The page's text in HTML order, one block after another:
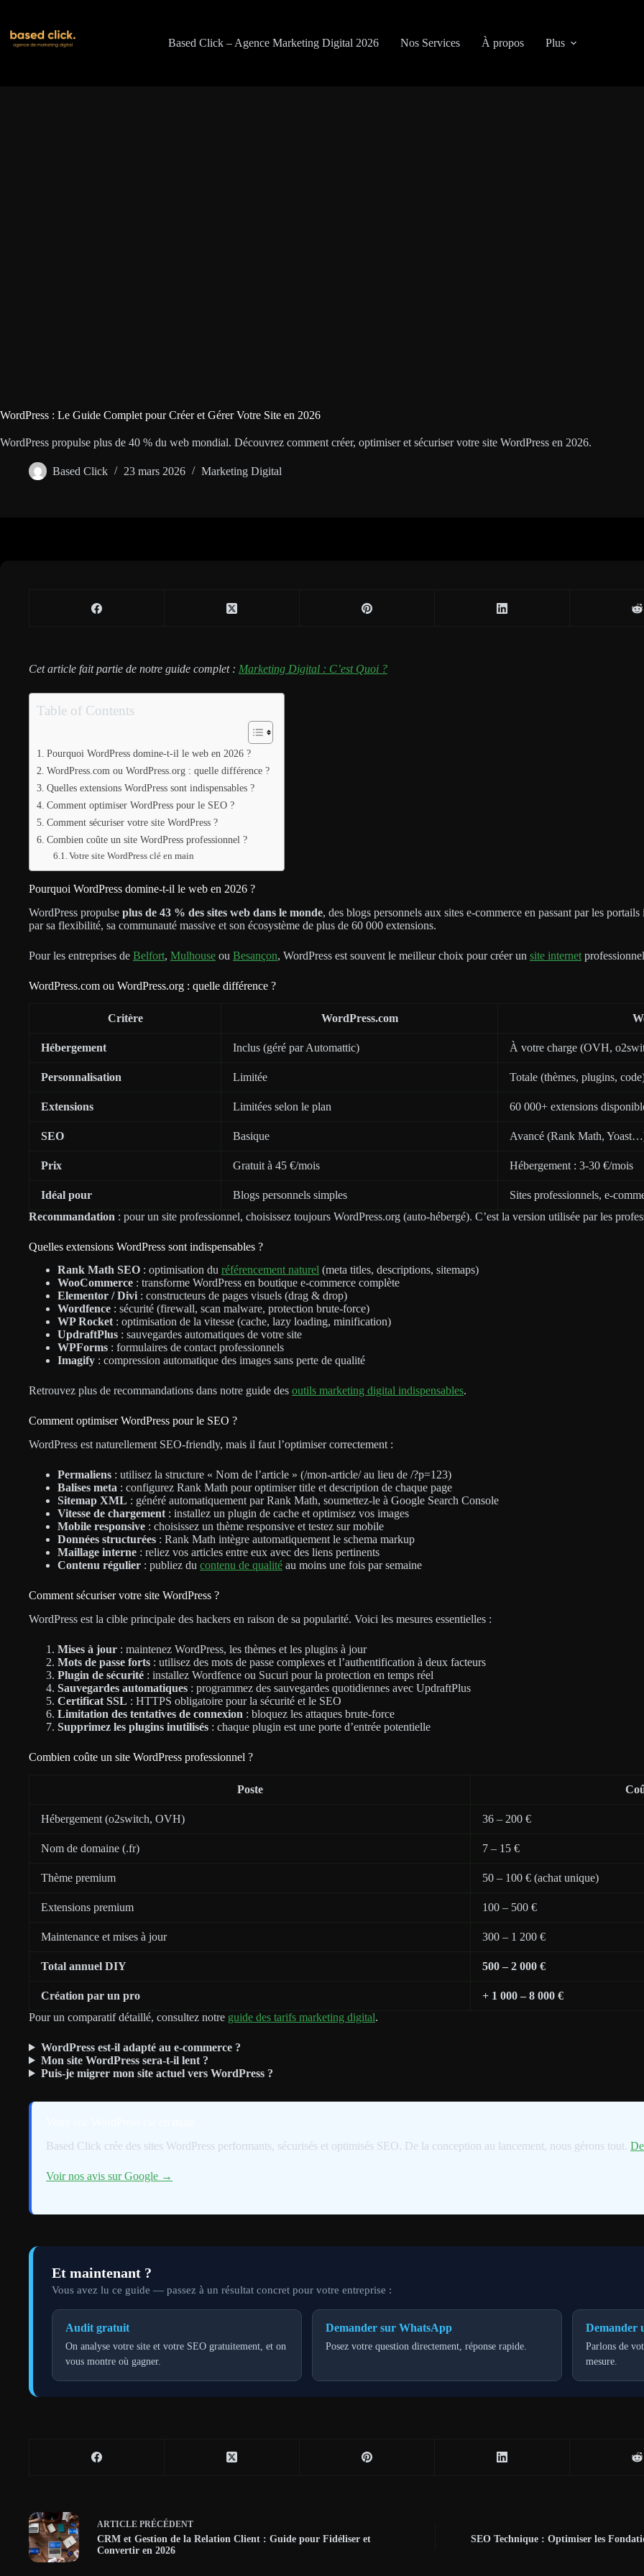
contenu
Based Click – Agence Marketing Digital 2026
Nos Services À propos Plus
WordPress : Le Guide Complet pour Créer et Gérer Votre Site en 2026
WordPress propulse plus de 40 % du web mondial. Découvrez comment créer, optimiser et sécuriser votre site WordPress en 2026.
Based Click 23 mars 2026 Marketing Digital
Cet article fait partie de notre guide complet : Marketing Digital : C’est Quoi ?
Table of Contents
Pourquoi WordPress domine-t-il le web en 2026 ?
WordPress.com ou WordPress.org : quelle différence ?
Quelles extensions WordPress sont indispensables ?
Comment optimiser WordPress pour le SEO ?
Comment sécuriser votre site WordPress ?
Combien coûte un site WordPress professionnel ?
Votre site WordPress clé en main
Pourquoi WordPress domine-t-il le web en 2026 ?
WordPress propulse plus de 43 % des sites web dans le monde, des blogs personnels aux sites e-commerce en passant par les
par sa flexibilité, sa communauté massive et son écosystème de plus de 60 000 extensions.
Pour les entreprises de Belfort, Mulhouse ou Besançon, WordPress est souvent le meilleur choix pour créer un site internet
WordPress.com ou WordPress.org : quelle différence ?
Critère WordPress.com
Hébergement Inclus (géré par Automattic) À votre charge (OVH,
Personnalisation Limitée Totale (thèmes, plugins,
Extensions Limitées selon le plan 60 000+ extensions
SEO Basique Avancé (Rank Math,
Prix Gratuit à 45 €/mois Hébergement : 3-30 €/mois
Idéal pour Blogs personnels simples
Sites professionnels, e-
Recommandation : pour un site professionnel, choisissez toujours WordPress.org (auto-hébergé). C’est la version utilisée par les
Quelles extensions WordPress sont indispensables ?
Rank Math SEO : optimisation du référencement naturel (meta titles, descriptions, sitemaps)
WooCommerce : transforme WordPress en boutique e-commerce complète
Elementor / Divi : constructeurs de pages visuels (drag & drop)
Wordfence : sécurité (firewall, scan malware, protection brute-force)
WP Rocket : optimisation de la vitesse (cache, lazy loading, minification)
UpdraftPlus : sauvegardes automatiques de votre site
WPForms : formulaires de contact professionnels
Imagify : compression automatique des images sans perte de qualité
Retrouvez plus de recommandations dans notre guide des outils marketing digital indispensables.
Comment optimiser WordPress pour le SEO ?
WordPress est naturellement SEO-friendly, mais il faut l’optimiser correctement :
Permaliens : utilisez la structure « Nom de l’article » (/mon-article/ au lieu de /?p=123)
Balises meta : configurez Rank Math pour optimiser title et description de chaque page
Sitemap XML : généré automatiquement par Rank Math, soumettez-le à Google Search Console
Vitesse de chargement : installez un plugin de cache et optimisez vos images
Mobile responsive : choisissez un thème responsive et testez sur mobile
Données structurées : Rank Math intègre automatiquement le schema markup
Maillage interne : reliez vos articles entre eux avec des liens pertinents
Contenu régulier : publiez du contenu de qualité au moins une fois par semaine
Comment sécuriser votre site WordPress ?
WordPress est la cible principale des hackers en raison de sa popularité. Voici les mesures essentielles :
Mises à jour : maintenez WordPress, les thèmes et les plugins à jour
Mots de passe forts : utilisez des mots de passe complexes et l’authentification à deux facteurs
Plugin de sécurité : installez Wordfence ou Sucuri pour la protection en temps réel
Sauvegardes automatiques : programmez des sauvegardes quotidiennes avec UpdraftPlus
Certificat SSL : HTTPS obligatoire pour la sécurité et le SEO
Limitation des tentatives de connexion : bloquez les attaques brute-force
Supprimez les plugins inutilisés : chaque plugin est une porte d’entrée potentielle
Combien coûte un site WordPress professionnel ?
Poste
Hébergement (o2switch, OVH) 36 – 200 €
Nom de domaine (.fr) 7 – 15 €
Thème premium 50 – 100 € (achat unique)
Extensions premium 100 – 500 €
Maintenance et mises à jour 300 – 1 200 €
Total annuel DIY 500 – 2 000 €
Création par un pro
+ 1 000 – 8 000 €
Pour un comparatif détaillé, consultez notre guide des tarifs marketing digital.
WordPress est-il adapté au e-commerce ?
Mon site WordPress sera-t-il lent ?
Puis-je migrer mon site actuel vers WordPress ?
Based Click crée des sites WordPress performants, sécurisés et optimisés SEO. De la conception au lancement, nous gérons tout.
Voir nos avis sur Google →
Et maintenant ?
Vous avez lu ce guide — passez à un résultat concret pour votre entreprise :
Audit gratuit
On analyse votre site et votre SEO gratuitement, et on
vous montre où gagner.
Demander sur WhatsApp
Posez votre question directement, réponse rapide.
Demander
Parlons de
mesure.
ARTICLE PRÉCÉDENT
CRM et Gestion de la Relation Client : Guide pour Fidéliser et
Convertir en 2026
SEO Technique : Optimiser les